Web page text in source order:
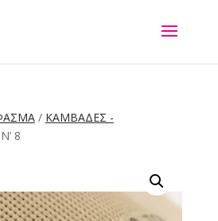
/ ΚΑΜΒΑΔΕΣ -
8